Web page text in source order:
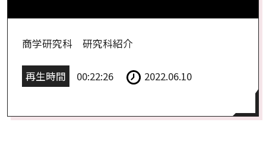
商学研究科 研究科紹介
再生時間 00:22:26 2022.06.10